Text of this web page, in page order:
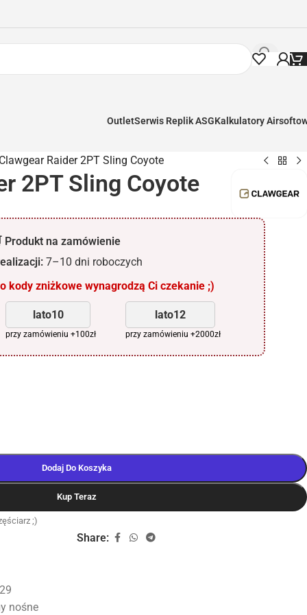
OutletSerwis Replik ASGKalkulatory
Clawgear Raider 2PT Sling Coyote
2PT Sling Coyote
Produkt na zamówienie
7–10 dni roboczych
kody zniżkowe wynagrodzą Ci czekanie ;)
lato10
przy zamówieniu +100zł
lato12
przy zamówieniu +2000zł
Dodaj Do Koszyka
Kup Teraz
;)
Share:
nośne